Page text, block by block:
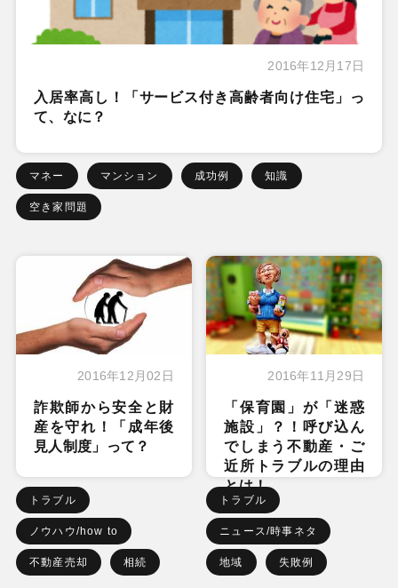
2016年12月17日
入居率高し！「サービス付き高齢者向け住宅」っ
て、なに？
マネー マンション 成功例 知識
空き家問題
2016年12月02日
詐欺師から安全と財
産を守れ！「成年後
見人制度」って？
トラブル
ノウハウ/how to
不動産売却 相続
2016年11月29日
「保育園」が「迷惑
施設」？！呼び込ん
でしまう不動産・ご
近所トラブルの理由
とは！
トラブル
ニュース/時事ネタ
地域 失敗例